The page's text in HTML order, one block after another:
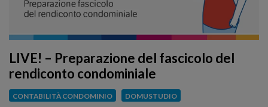
LIVE! – Preparazione del fascicolo del
rendiconto condominiale
CONTABILITÀ CONDOMINIO DOMUSTUDIO